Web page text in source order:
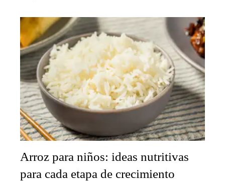
Arroz para niños: ideas nutritivas
para cada etapa de crecimiento